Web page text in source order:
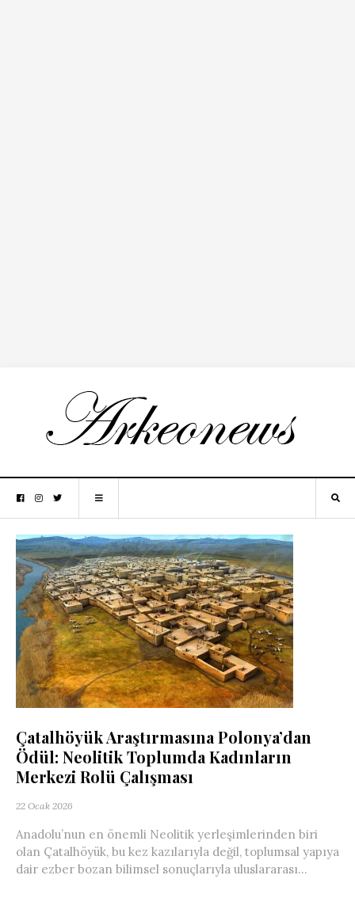
Çatalhöyük Araştırmasına Polonya’dan
Ödül: Neolitik Toplumda Kadınların
Merkezi Rolü Çalışması
22 Ocak 2026
Anadolu’nun en önemli Neolitik yerleşimlerinden biri
olan Çatalhöyük, bu kez kazılarıyla değil, toplumsal yapıya
dair ezber bozan bilimsel sonuçlarıyla uluslararası...